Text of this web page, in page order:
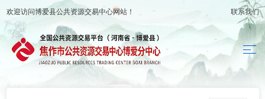
欢迎访问博爱县公共资源交易中心网站！ 联系我们